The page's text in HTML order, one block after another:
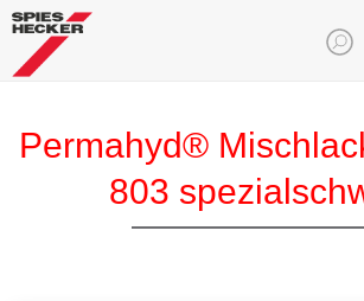
Permahyd®
803